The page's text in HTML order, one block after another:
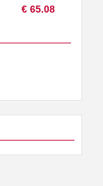
€ 65.08